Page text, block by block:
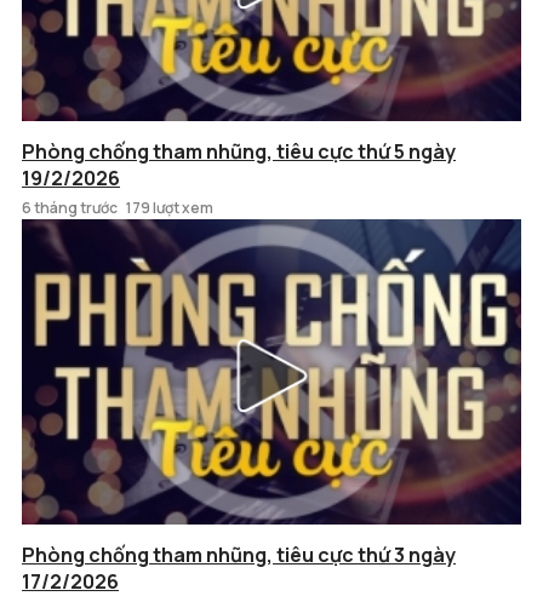
Phòng chống tham nhũng, tiêu cực thứ 5 ngày
19/2/2026
6 tháng trước 179 lượt xem
Phòng chống tham nhũng, tiêu cực thứ 3 ngày
17/2/2026